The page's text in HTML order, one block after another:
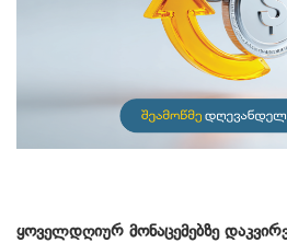
ყოველდღიურ მონაცემებზე